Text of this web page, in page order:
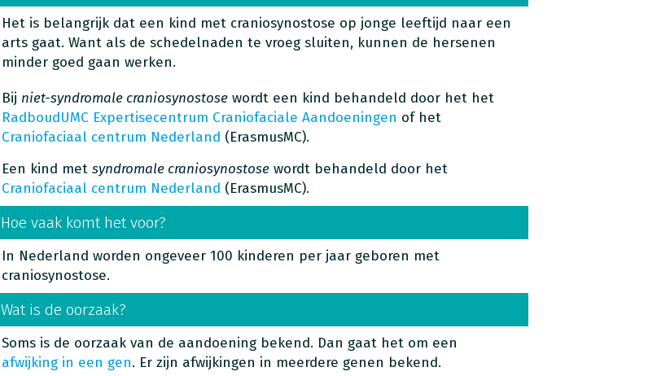
Het is belangrijk dat een kind met craniosynostose op jonge leeftijd naar een
arts gaat. Want als de schedelnaden te vroeg sluiten, kunnen de hersenen
minder goed gaan werken.
Bij niet-syndromale craniosynostosewordt een kind behandeld door het het
RadboudUMC Expertisecentrum Craniofaciale Aandoeningen of het
Craniofaciaal centrum Nederland (ErasmusMC).
Een kind met syndromale craniosynostosewordt behandeld door het
Craniofaciaal centrum Nederland (ErasmusMC).
Hoe vaak komt het voor?
In Nederland worden ongeveer 100 kinderen per jaar geboren met
craniosynostose.
Wat is de oorzaak?
Soms is de oorzaak van de aandoening bekend. Dan gaat het om een
afwijking in een gen. Er zijn afwijkingen in meerdere genen bekend.